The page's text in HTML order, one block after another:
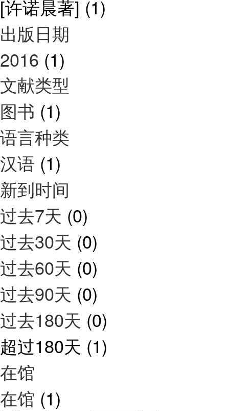
[许诺晨著] (1)
出版日期
2016 (1)
文献类型
图书 (1)
语言种类
汉语 (1)
新到时间
过去7天 (0)
过去30天 (0)
过去60天 (0)
过去90天 (0)
过去180天 (0)
超过180天 (1)
在馆
在馆 (1)